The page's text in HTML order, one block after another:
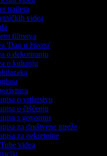
trailera
videa
filmova
'Dan u životu'
o dekoriranju
o kuhanju
o vrtlarstvu
o čišćenju
s govorom
za društvene mreže
za nekretnine
videa